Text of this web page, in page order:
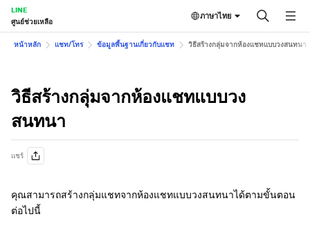
LINE
ศูนย์ช่วยเหลือ
ภาษาไทย
หน้าหลัก แชท/โทร ข้อมูลพื้นฐานเกี่ยวกับแชท วิธีสร้างกลุ่มจากห้องแชทแบบวงสนทนา
วิธีสร้างกลุ่มจากห้องแชทแบบวง
สนทนา
แชร์
คุณสามารถสร้างกลุ่มแชทจากห้องแชทแบบวงสนทนาได้ตามขั้นตอน
ต่อไปนี้